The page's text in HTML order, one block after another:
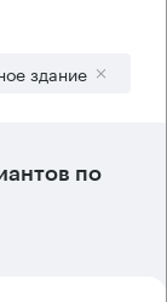
здание
по